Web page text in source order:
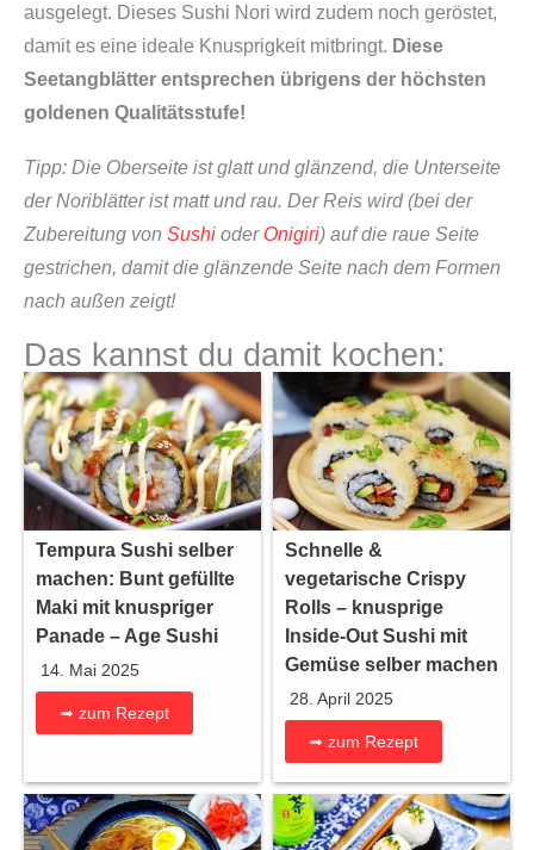
ausgelegt. Dieses Sushi Nori wird zudem noch geröstet,
damit es eine ideale Knusprigkeit mitbringt. Diese
Seetangblätter entsprechen übrigens der höchsten
goldenen Qualitätsstufe!
Tipp: Die Oberseite ist glatt und glänzend, die Unterseite
der Noriblätter ist matt und rau. Der Reis wird (bei der
Zubereitung von Sushi oder Onigiri) auf die raue Seite
gestrichen, damit die glänzende Seite nach dem Formen
nach außen zeigt!
Das kannst du damit kochen:
Tempura Sushi selber
machen: Bunt gefüllte
Maki mit knuspriger
Panade – Age Sushi
14. Mai 2025
➟ zum Rezept
Schnelle &
vegetarische Crispy
Rolls – knusprige
Inside-Out Sushi mit
Gemüse selber machen
28. April 2025
➟ zum Rezept